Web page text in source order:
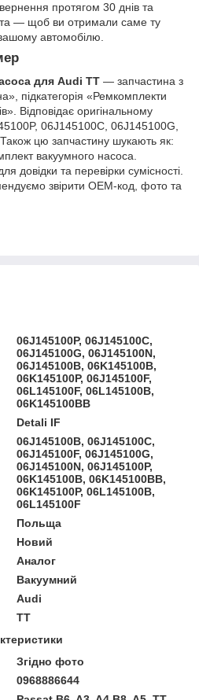
протягом 30 днів та
— щоб ви отримали саме ту
автомобілю.
для Audi TT — запчастина з
підкатегорія «Ремкомплекти
Відповідає оригінальному
06J145100C, 06J145100G,
цю запчастину шукають як:
вакуумного насоса.
довідки та перевірки сумісності.
звірити OEM-код, фото та
06J145100P, 06J145100C,
06J145100G, 06J145100N,
06J145100B, 06K145100B,
06K145100P, 06J145100F,
06L145100F, 06L145100B,
06K145100BB
Detali IF
06J145100B, 06J145100C,
06J145100F, 06J145100G,
06J145100N, 06J145100P,
06K145100B, 06K145100BB,
06K145100P, 06L145100B,
06L145100F
Польща
Новий
Аналог
Вакуумний
Audi
TT
Згідно фото
0968886644